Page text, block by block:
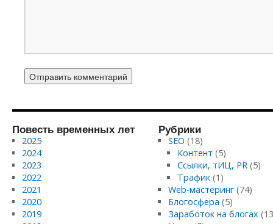
Повесть временных лет
2025
2024
2023
2022
2021
2020
2019
Рубрики
SEO (18)
Контент (5)
Ссылки, тИЦ, PR (5)
Трафик (1)
Web-мастеринг(74)
Блогосфера (5)
Заработок на блогах